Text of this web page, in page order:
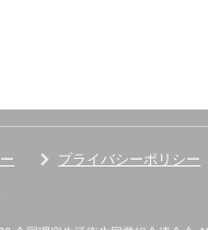
プライバシーポリシー